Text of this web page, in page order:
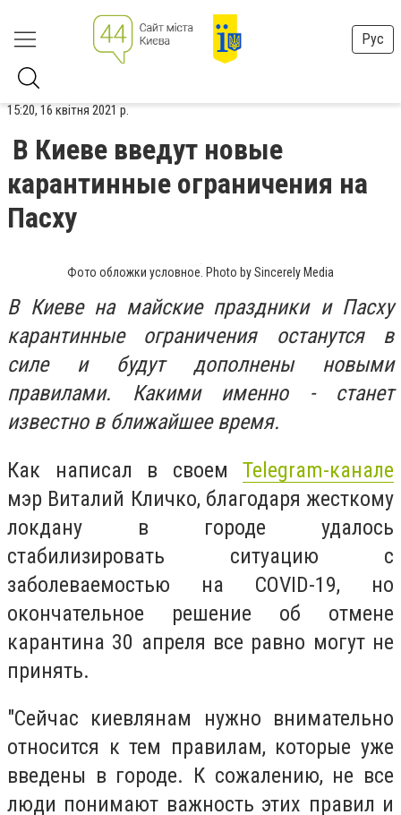
Рус
15:20, 16 квітня 2021 р.
В Киеве введут новые
карантинные ограничения на
Пасху
Фото обложки условное. Photo by Sincerely Media
В Киеве на майские праздники и Пасху
карантинные ограничения останутся в
силе и будут дополнены новыми
правилами. Какими именно - станет
известно в ближайшее время.
Как написал в своем Telegram-канале
мэр Виталий Кличко, благодаря жесткому
локдану в городе удалось
стабилизировать ситуацию с
заболеваемостью на COVID-19, но
окончательное решение об отмене
карантина 30 апреля все равно могут не
принять.
"Сейчас киевлянам нужно внимательно
относится к тем правилам, которые уже
введены в городе. К сожалению, не все
люди понимают важность этих правил и